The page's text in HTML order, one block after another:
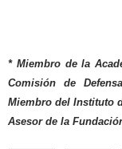
* Miembro de la
Comisión de
Miembro del Instituto
Asesor de la